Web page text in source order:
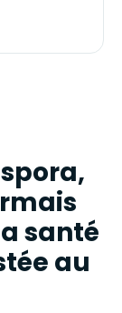
santé
au